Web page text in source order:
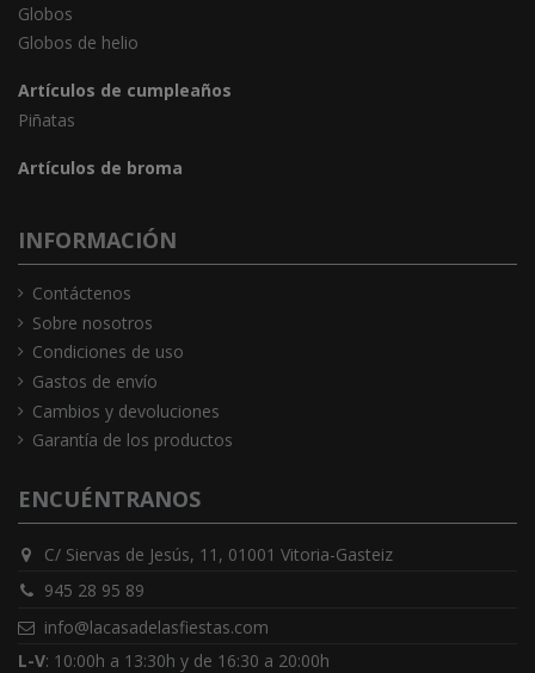
Globos
Globos de helio
Artículos de cumpleaños
Piñatas
Artículos de broma
INFORMACIÓN
Contáctenos
Sobre nosotros
Condiciones de uso
Gastos de envío
Cambios y devoluciones
Garantía de los productos
ENCUÉNTRANOS
C/ Siervas de Jesús, 11, 01001 Vitoria-Gasteiz
945 28 95 89
info@lacasadelasfiestas.com
L-V: 10:00h a 13:30h y de 16:30 a 20:00h